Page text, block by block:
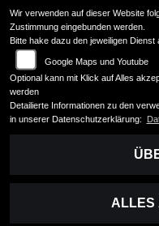
Montag:
Dienstag:
Mittwoch:
Donnerstag:
Freitag:
Samstag:
Sonntag:
Wir verwenden auf dieser Website
Zustimmung eingebunden werden.
Bitte hake dazu den jeweiligen
Google Maps und Youtube
Optional kann mit Klick auf Alles
werden
Detailierte Informationen zu den
in unserer Datenschutzerklärung:
ALLES